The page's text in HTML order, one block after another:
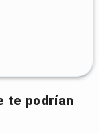
te podrían